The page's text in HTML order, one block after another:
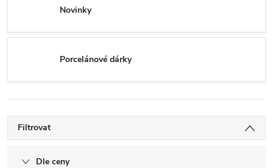
Novinky
Porcelánové dárky
Filtrovat
Dle ceny